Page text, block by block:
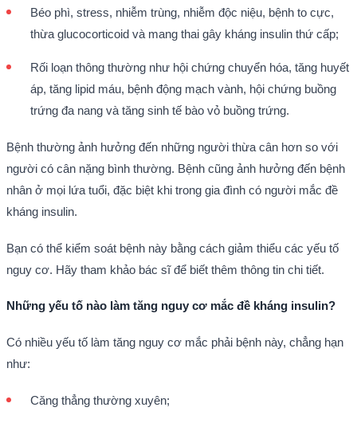
Béo phì, stress, nhiễm trùng, nhiễm độc niệu, bệnh to cực,
thừa glucocorticoid và mang thai gây kháng insulin thứ cấp;
Rối loạn thông thường như hội chứng chuyển hóa, tăng huyết
áp, tăng lipid máu, bệnh động mạch vành, hội chứng buồng
trứng đa nang và tăng sinh tế bào vỏ buồng trứng.
Bệnh thường ảnh hưởng đến những người thừa cân hơn so với
người có cân nặng bình thường. Bệnh cũng ảnh hưởng đến bệnh
nhân ở mọi lứa tuổi, đặc biệt khi trong gia đình có người mắc đề
kháng insulin.
Bạn có thể kiểm soát bệnh này bằng cách giảm thiểu các yếu tố
nguy cơ. Hãy tham khảo bác sĩ để biết thêm thông tin chi tiết.
Những yếu tố nào làm tăng nguy cơ mắc đề kháng insulin?
Có nhiều yếu tố làm tăng nguy cơ mắc phải bệnh này, chẳng hạn
như:
Căng thẳng thường xuyên;